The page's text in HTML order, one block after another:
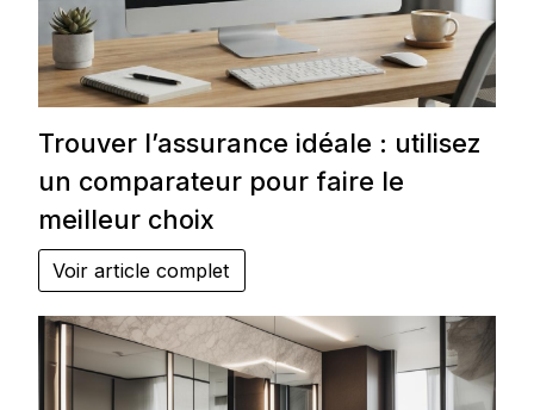
Trouver l’assurance idéale : utilisez
un comparateur pour faire le
meilleur choix
Voir article complet